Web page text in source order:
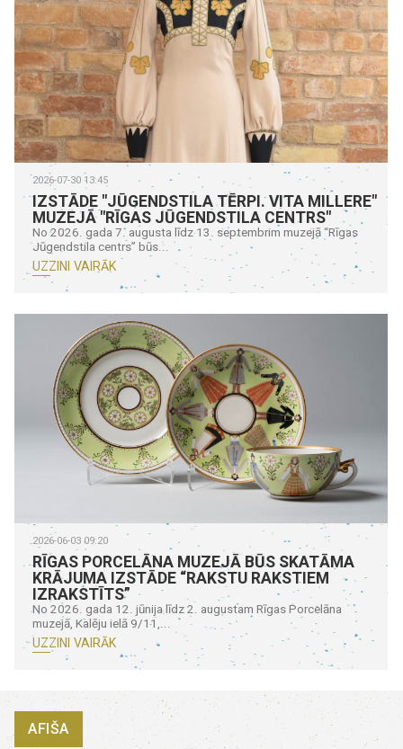
2026-07-30 13:45
IZSTĀDE "JŪGENDSTILA TĒRPI. VITA MILLERE"
MUZEJĀ "RĪGAS JŪGENDSTILA CENTRS"
No 2026. gada 7. augusta līdz 13. septembrim muzejā “Rīgas
Jūgendstila centrs” būs...
UZZINI VAIRĀK
2026-06-03 09:20
RĪGAS PORCELĀNA MUZEJĀ BŪS SKATĀMA
KRĀJUMA IZSTĀDE “RAKSTU RAKSTIEM
IZRAKSTĪTS”
No 2026. gada 12. jūnija līdz 2. augustam Rīgas Porcelāna
muzejā, Kalēju ielā 9/11,...
UZZINI VAIRĀK
AFIŠA